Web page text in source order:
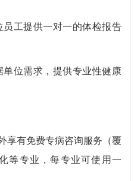
工提供一对一的体检报告
位需求，提供专业性健康
有免费专病咨询服务（覆
等专业，每专业可使用一